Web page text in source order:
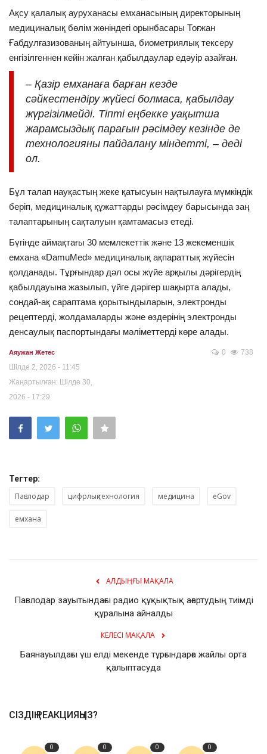
Ақсу қалалық ауруханасы емханасының директорының
медициналық бөлім жөніндегі орынбасары Тоғжан
Ғабдулғазизованың айтуынша, биометриялық тексеру
енгізілгеннен кейін жалған қабылдаулар едәуір азайған.
– Қазір емханаға барған кезде
сәйкестендіру жүйесі болмаса, қабылдау
жүргізілмейді. Тіпті еңбекке уақытша
жарамсыздық парағын рәсімдеу кезінде де
технологияны пайдалану міндетті, – деді
ол.
Бұл талап науқастың жеке қатысуын нақтылауға мүмкіндік
беріп, медициналық құжаттарды рәсімдеу барысында заң
талаптарының сақталуын қамтамасыз етеді.
Бүгінде аймақтағы 30 мемлекеттік және 13 жекеменшік
емхана «DamuMed» медициналық ақпараттық жүйесін
қолданады. Тұрғындар дәл осы жүйе арқылы дәрігердің
қабылдауына жазылып, үйге дәрігер шақырта алады,
сондай-ақ сараптама қорытындыларын, электронды
рецептерді, жолдамаларды және өздерінің электронды
денсаулық паспортындағы мәліметтерді көре алады.
Аяужан Жетес
Шілде 2, 2026 - 11:45
Жаңартылған: Шілде 30,
2026 - 17:29
0 738
Тегтер:
Павлодар цифрлық технология медицина eGov
емхана
АЛДЫҢҒЫ МАҚАЛА
Павлодар зауытындағы радио құқықтық ағартудың тиімді
құралына айналды
КЕЛЕСІ МАҚАЛА
Баянауылдағы үш елді мекенде тұрғындарға жайлы орта
қалыптасуда
СІЗДІҢ РЕАКЦИЯҢЫЗ?
0 0 0 0